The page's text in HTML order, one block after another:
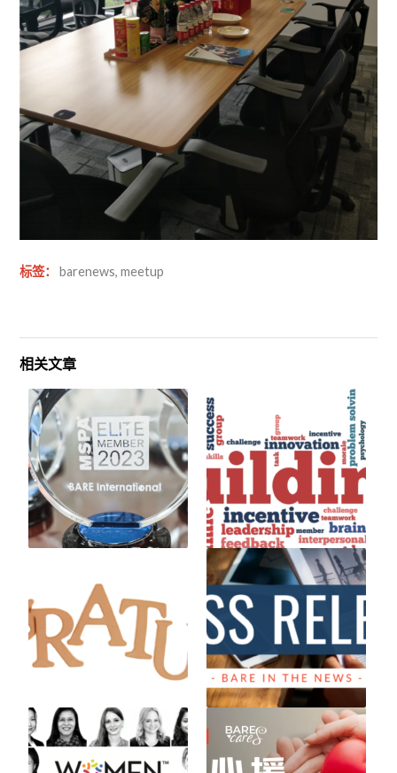
标签： barenews,meetup
相关文章